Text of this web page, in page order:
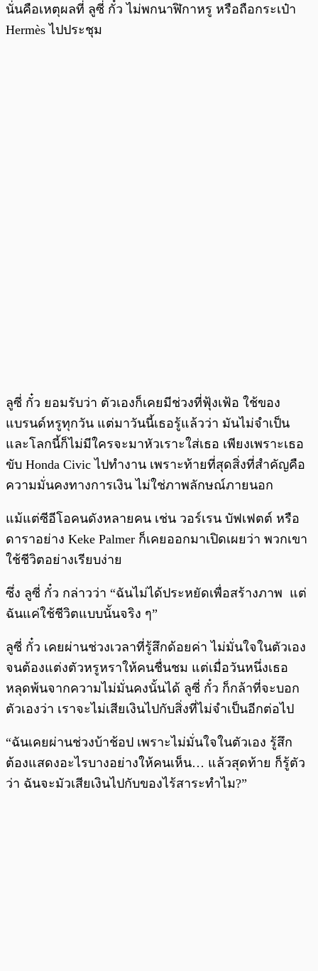
นั่นคือเหตุผลที่ ลูซี่ กั๋ว ไม่พกนาฬิกาหรู หรือถือกระเป๋า
Hermès ไปประชุม
ลูซี่ กั๋ว ยอมรับว่า ตัวเองก็เคยมีช่วงที่ฟุ้งเฟ้อ ใช้ของ
แบรนด์หรูทุกวัน แต่มาวันนี้เธอรู้แล้วว่า มันไม่จำเป็น
และโลกนี้ก็ไม่มีใครจะมาหัวเราะใส่เธอ เพียงเพราะเธอ
ขับ Honda Civic ไปทำงาน เพราะท้ายที่สุดสิ่งที่สำคัญคือ
ความมั่นคงทางการเงิน ไม่ใช่ภาพลักษณ์ภายนอก
แม้แต่ซีอีโอคนดังหลายคน เช่น วอร์เรน บัฟเฟตต์ หรือ
ดาราอย่าง Keke Palmer ก็เคยออกมาเปิดเผยว่า พวกเขา
ใช้ชีวิตอย่างเรียบง่าย
ซึ่ง ลูซี่ กั๋ว กล่าวว่า “ฉันไม่ได้ประหยัดเพื่อสร้างภาพ แต่
ฉันแค่ใช้ชีวิตแบบนั้นจริง ๆ”
ลูซี่ กั๋ว เคยผ่านช่วงเวลาที่รู้สึกด้อยค่า ไม่มั่นใจในตัวเอง
จนต้องแต่งตัวหรูหราให้คนชื่นชม แต่เมื่อวันหนึ่งเธอ
หลุดพ้นจากความไม่มั่นคงนั้นได้ ลูซี่ กั๋ว ก็กล้าที่จะบอก
ตัวเองว่า เราจะไม่เสียเงินไปกับสิ่งที่ไม่จำเป็นอีกต่อไป
“ฉันเคยผ่านช่วงบ้าช้อป เพราะไม่มั่นใจในตัวเอง รู้สึก
ต้องแสดงอะไรบางอย่างให้คนเห็น… แล้วสุดท้าย ก็รู้ตัว
ว่า ฉันจะมัวเสียเงินไปกับของไร้สาระทำไม?”